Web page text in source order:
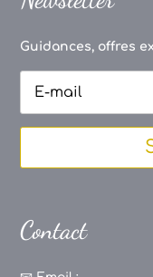
Guidances, offres
Contact